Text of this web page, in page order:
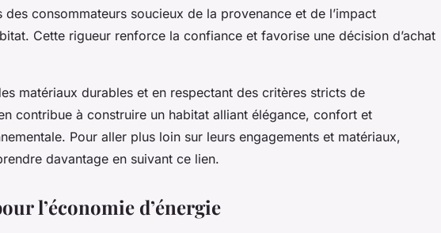
consommateurs soucieux de la provenance et de l’impact
Cette rigueur renforce la confiance et favorise une décision d’achat
matériaux durables et en respectant des critères stricts de
contribue à construire un habitat alliant élégance, confort et
Pour aller plus loin sur leurs engagements et matériaux,
davantage en suivant ce lien.
l’économie d’énergie